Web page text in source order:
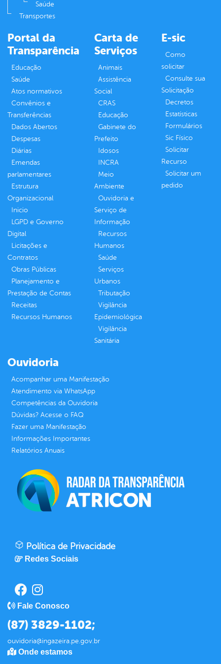
Saúde
Transportes
Portal da
Transparência
Educação
Saúde
Atos normativos
Convênios e
Transferências
Dados Abertos
Despesas
Diárias
Emendas
parlamentares
Estrutura
Organizacional
Inicio
LGPD e Governo
Digital
Licitações e
Contratos
Obras Públicas
Planejamento e
Prestação de Contas
Receitas
Recursos Humanos
Carta de
Serviços
Animais
Assistência
Social
CRAS
Educação
Gabinete do
Prefeito
Idosos
INCRA
Meio
Ambiente
Ouvidoria e
Serviço de
Informação
Recursos
Humanos
Saúde
Serviços
Urbanos
Tributação
Vigilância
Epidemiológica
Vigilância
Sanitária
E-sic
Como
solicitar
Consulte sua
Solicitação
Decretos
Estatísticas
Formulários
Sic Físico
Solicitar
Recurso
Solicitar um
pedido
Ouvidoria
Acompanhar uma Manifestação
Atendimento via WhatsApp
Competências da Ouvidoria
Dúvidas? Acesse o FAQ
Fazer uma Manifestação
Informações Importantes
Relatórios Anuais
Política de Privacidade
Redes Sociais
Fale Conosco
(87) 3829-1102;
ouvidoria@ingazeira.pe.gov.br
Onde estamos